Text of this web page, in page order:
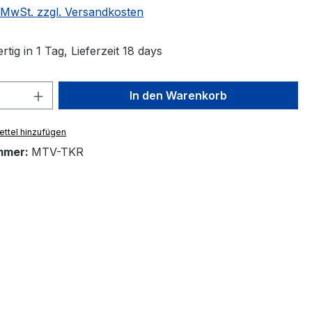
zzgl. Versandkosten
in 1 Tag, Lieferzeit 18 days
Anzahl: Gib den gewünschten Wert
In den Warenkorb
hinzufügen
MTV-TKR